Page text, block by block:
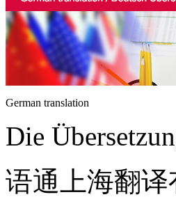
German translation
Die
语通上海翻